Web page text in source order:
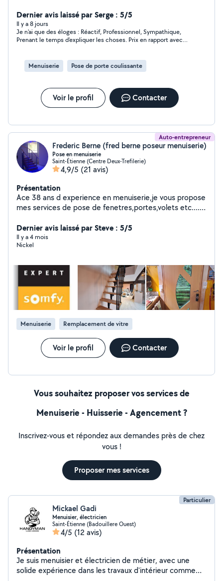
alentours avec une plage horaire assez large et rapide, si
je ne suis pas déjà en intervention. N hésitez pas à me
contacter en cas de besoin. Cordialement
Dernier avis laissé par Serge : 5/5
Il y a 8 jours
Je n'ai que des éloges : Réactif, Professionnel, Sympathique,
Prenant le temps d'expliquer les choses. Prix en rapport avec
Menuiserie
Pose de porte coulissante
Voir le profil Contacter
Auto-entrepreneur
Frederic Berne (fred berne poseur menuiserie)
Pose en menuiserie
Saint-Étienne (Centre Deux-Trefilerie)
4,9/5 (21 avis)
Présentation
Ace 38 ans d experience en menuiserie,je vous propose
mes services de pose de fenetres,portes,volets etc.....
parquet stratifié ou pvc Remplacement de serrures Je
fais également la réparation de volets roulant , fenetres
...etc N hesitez pas a me contacer pour un devis ou d
Dernier avis laissé par Steve : 5/5
Il y a 4 mois
Nickel
Menuiserie Remplacement de vitre
Voir le profil Contacter
Vous souhaitez proposer vos services de
Menuiserie - Huisserie - Agencement ?
Inscrivez-vous et répondez aux demandes près de chez
vous !
Proposer mes services
Particulier
Mickael Gadi
Menuisier, électricien
Saint-Étienne (Badouillere Ouest)
4/5 (12 avis)
Présentation
Je suis menuisier et électricien de métier, avec une
solide expérience dans les travaux d'intérieur comme